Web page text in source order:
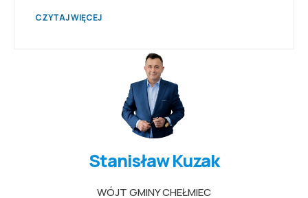
CZYTAJ WIĘCEJ
Stanisław Kuzak
WÓJT GMINY CHEŁMIEC